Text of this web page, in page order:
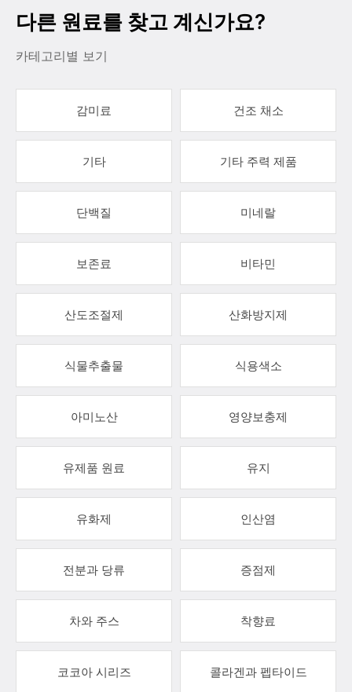
다른 원료를 찾고 계신가요?
카테고리별 보기
감미료 건조 채소
기타 기타 주력 제품
단백질 미네랄
보존료 비타민
산도조절제 산화방지제
식물추출물 식용색소
아미노산 영양보충제
유제품 원료 유지
유화제 인산염
전분과 당류 증점제
차와 주스 착향료
코코아 시리즈 콜라겐과 펩타이드